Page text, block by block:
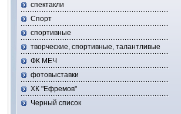
спектакли
Спорт
спортивные
творческие, спортивные, талантливые
ФК МЕЧ
фотовыставки
ХК "Ефремов"
Черный список